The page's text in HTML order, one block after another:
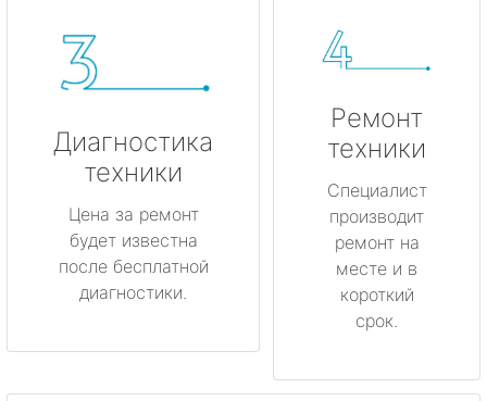
Диагностика
техники
Цена за ремонт
будет известна
после бесплатной
диагностики.
Ремонт
техники
Специалист
производит
ремонт на
месте и в
короткий
срок.